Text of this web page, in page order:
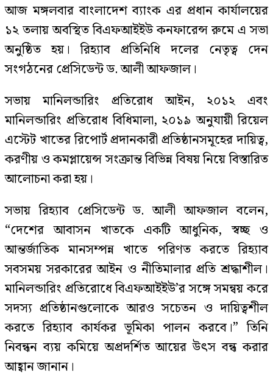
আজ মঙ্গলবার বাংলাদেশ ব্যাংক এর প্রধান কার্যালয়ের
১২ তলায় অবস্থিত বিএফআইইউ কনফারেন্স রুমে এ সভা
অনুষ্ঠিত হয়। রিহ্যাব প্রতিনিধি দলের নেতৃত্ব দেন
সংগঠনের প্রেসিডেন্ট ড. আলী আফজাল।
সভায় মানিলন্ডারিং প্রতিরোধ আইন, ২০১২ এবং
মানিলন্ডারিং প্রতিরোধ বিধিমালা, ২০১৯ অনুযায়ী রিয়েল
এস্টেট খাতের রিপোর্ট প্রদানকারী প্রতিষ্ঠানসমূহের দায়িত্ব,
করণীয় ও কমপ্লায়েন্স সংক্রান্ত বিভিন্ন বিষয় নিয়ে বিস্তারিত
আলোচনা করা হয়।
সভায় রিহ্যাব প্রেসিডেন্ট ড. আলী আফজাল বলেন,
“দেশের আবাসন খাতকে একটি আধুনিক, স্বচ্ছ ও
আন্তর্জাতিক মানসম্পন্ন খাতে পরিণত করতে রিহ্যাব
সবসময় সরকারের আইন ও নীতিমালার প্রতি শ্রদ্ধাশীল।
মানিলন্ডারিং প্রতিরোধে বিএফআইইউ’র সঙ্গে সমন্বয় করে
সদস্য প্রতিষ্ঠানগুলোকে আরও সচেতন ও দায়িত্বশীল
করতে রিহ্যাব কার্যকর ভূমিকা পালন করবে।” তিনি
নিবন্ধন ব্যয় কমিয়ে অপ্রদর্শিত আয়ের উৎস বন্ধ করার
আহ্বান জানান।